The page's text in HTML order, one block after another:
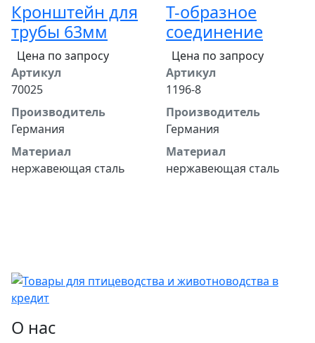
Кронштейн для
трубы 63мм
Цена по запросу
Артикул
70025
Производитель
Германия
Материал
нержавеющая сталь
Т-образное
соединение
Цена по запросу
Артикул
1196-8
Производитель
Германия
Материал
нержавеющая сталь
О нас